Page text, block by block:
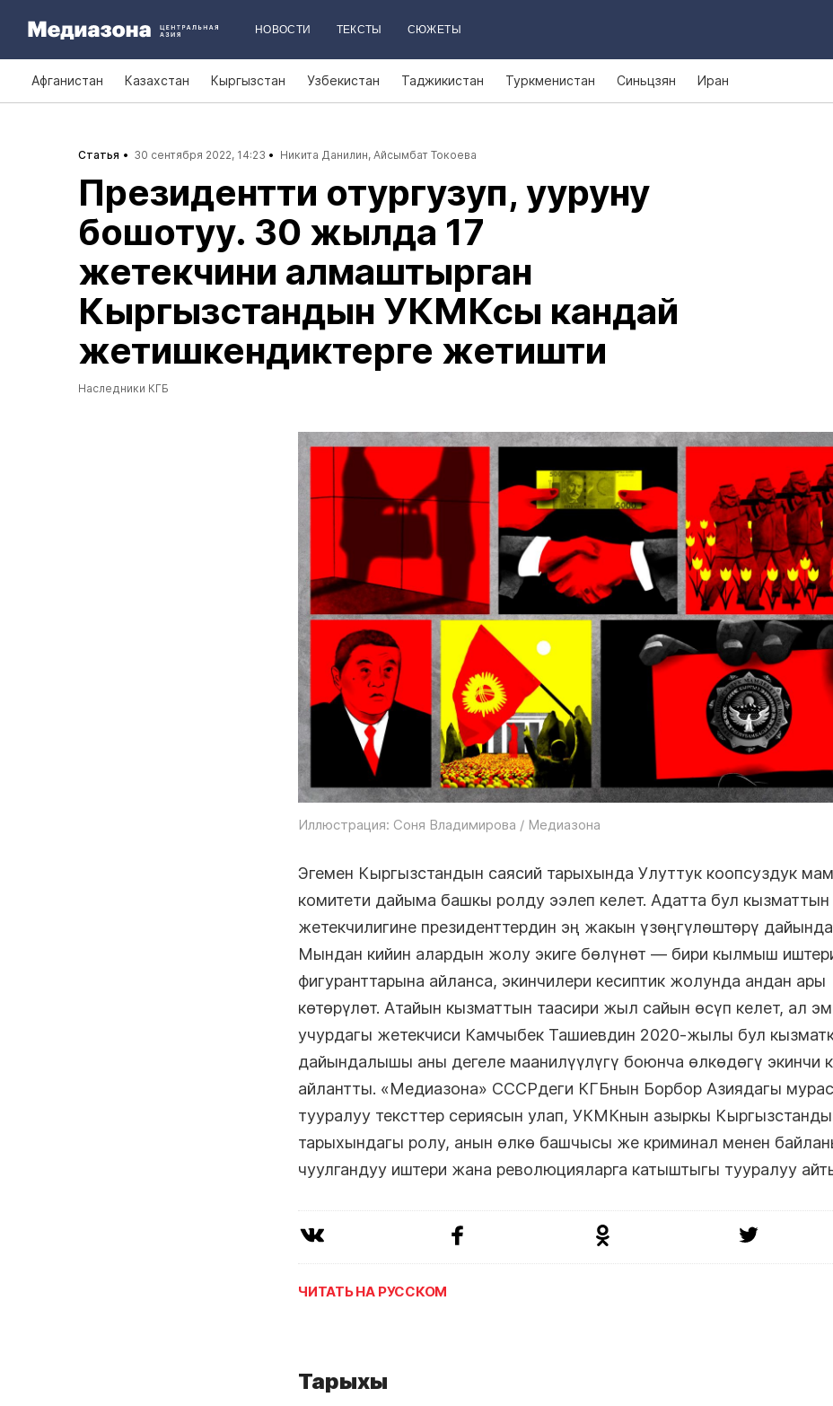
НОВОСТИ ТЕКСТЫ СЮЖЕТЫ
Афганистан Казахстан Кыргызстан Узбекистан Таджикистан Туркменистан Синьцзян Иран
Статья 30 сентября 2022, 14:23 Никита Данилин, Айсымбат Токоева
Президентти отургузуп, ууруну
бошотуу. 30 жылда 17
жетекчини алмаштырган
Кыргызстандын УКМКсы кандай
жетишкендиктерге жетишти
Наследники КГБ
Иллюстрация: Соня Владимирова / Медиазона
Эгемен Кыргызстандын саясий тарыхында Улуттук коопсуздук
комитети дайыма башкы ролду ээлеп келет. Адатта бул кызматтын
жетекчилигине президенттердин эң жакын үзөңгүлөштөрү
Мындан кийин алардын жолу экиге бөлүнөт — бири кылмыш
фигуранттарына айланса, экинчилери кесиптик жолунда андан ары
көтөрүлөт. Атайын кызматтын таасири жыл сайын өсүп келет, ал
учурдагы жетекчиси Камчыбек Ташиевдин 2020-жылы бул
дайындалышы аны дегеле маанилүүлүгү боюнча өлкөдөгү экинчи
айлантты. «Медиазона» СССРдеги КГБнын Борбор Азиядагы
тууралуу тексттер сериясын улап, УКМКнын азыркы
тарыхындагы ролу, анын өлкө башчысы же криминал менен
чуулгандуу иштери жана революцияларга катыштыгы тууралуу
ЧИТАТЬ НА РУССКОМ
Тарыхы